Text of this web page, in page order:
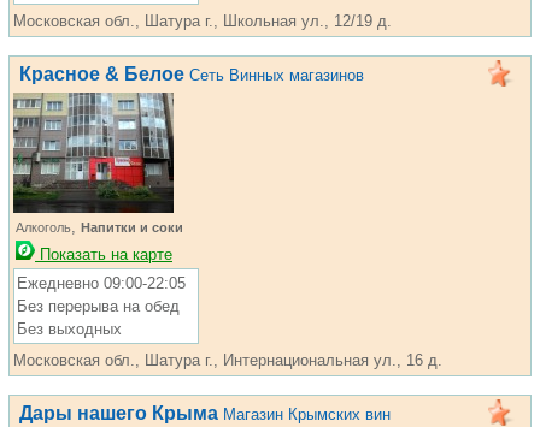
Московская обл., Шатура г., Школьная ул., 12/19 д.
Красное & Белое Сеть Винных магазинов
Алкоголь, Напитки и соки
Показать на карте
Ежедневно 09:00-22:05
Без перерыва на обед
Без выходных
Московская обл., Шатура г., Интернациональная ул., 16 д.
Дары нашего Крыма Магазин Крымских вин